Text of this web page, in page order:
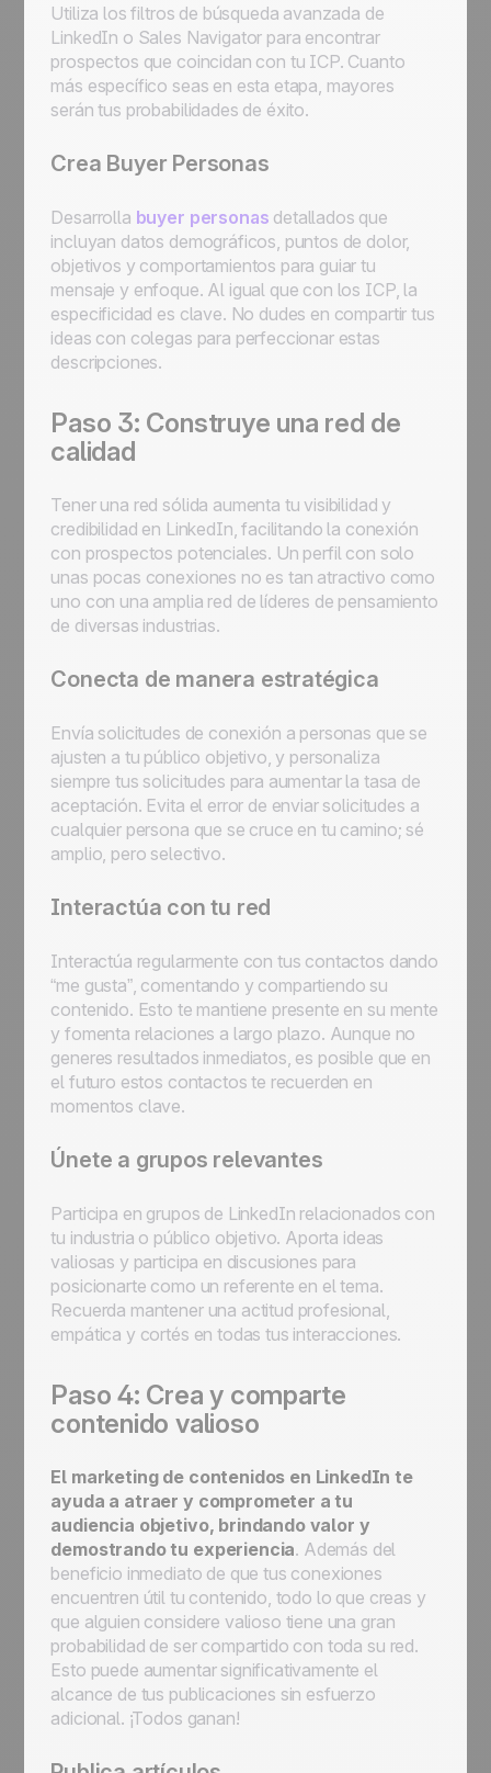
Utiliza los filtros de búsqueda avanzada de
LinkedIn o Sales Navigator para encontrar
prospectos que coincidan con tu ICP. Cuanto
más específico seas en esta etapa, mayores
serán tus probabilidades de éxito.
Crea Buyer Personas
Desarrolla buyer personas detallados que
incluyan datos demográficos, puntos de dolor,
objetivos y comportamientos para guiar tu
mensaje y enfoque. Al igual que con los ICP, la
especificidad es clave. No dudes en compartir tus
ideas con colegas para perfeccionar estas
descripciones.
Paso 3: Construye una red de
calidad
Tener una red sólida aumenta tu visibilidad y
credibilidad en LinkedIn, facilitando la conexión
con prospectos potenciales. Un perfil con solo
unas pocas conexiones no es tan atractivo como
uno con una amplia red de líderes de pensamiento
de diversas industrias.
Conecta de manera estratégica
Envía solicitudes de conexión a personas que se
ajusten a tu público objetivo, y personaliza
siempre tus solicitudes para aumentar la tasa de
aceptación. Evita el error de enviar solicitudes a
cualquier persona que se cruce en tu camino; sé
amplio, pero selectivo.
Interactúa con tu red
Interactúa regularmente con tus contactos dando
“me gusta”, comentando y compartiendo su
contenido. Esto te mantiene presente en su mente
y fomenta relaciones a largo plazo. Aunque no
generes resultados inmediatos, es posible que en
el futuro estos contactos te recuerden en
momentos clave.
Únete a grupos relevantes
Participa en grupos de LinkedIn relacionados con
tu industria o público objetivo. Aporta ideas
valiosas y participa en discusiones para
posicionarte como un referente en el tema.
Recuerda mantener una actitud profesional,
empática y cortés en todas tus interacciones.
Paso 4: Crea y comparte
contenido valioso
El marketing de contenidos en LinkedIn te
ayuda a atraer y comprometer a tu
audiencia objetivo, brindando valor y
demostrando tu experiencia. Además del
beneficio inmediato de que tus conexiones
encuentren útil tu contenido, todo lo que creas y
que alguien considere valioso tiene una gran
probabilidad de ser compartido con toda su red.
Esto puede aumentar significativamente el
alcance de tus publicaciones sin esfuerzo
adicional. ¡Todos ganan!